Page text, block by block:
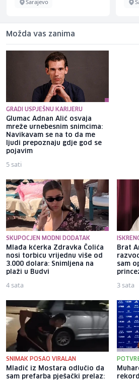
Sarajevo
Možda vas zanima
GRADI USPJEŠNU KARIJERU
Glumac Adnan Alić osvaja
mreže urnebesnim snimcima:
Navikavam se na to da me
ljudi prepoznaju gdje god se
pojavim
5 sati
SKUPOCJEN MODNI DODATAK
Mlađa kćerka Zdravka Čolića
nosi torbicu vrijednu više od
3.000 dolara: Snimljena na
plaži u Budvi
4 sata
Brat
sam
3 sata
SNIMAK POSAO VIRALAN
Mladić iz Mostara odlučio da
sam prefarba pješački prelaz: